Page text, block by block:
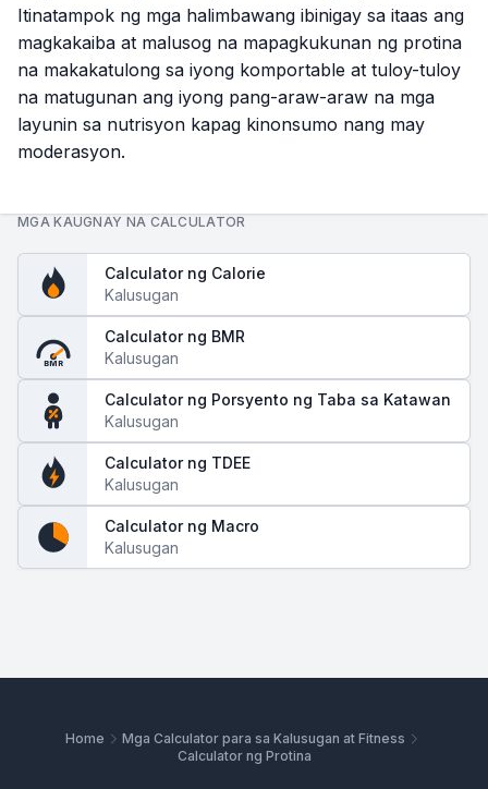
Itinatampok ng mga halimbawang ibinigay sa itaas ang
magkakaiba at malusog na mapagkukunan ng protina
na makakatulong sa iyong komportable at tuloy-tuloy
na matugunan ang iyong pang-araw-araw na mga
layunin sa nutrisyon kapag kinonsumo nang may
moderasyon.
MGA KAUGNAY NA CALCULATOR
Calculator ng Calorie
Kalusugan
BMR
Calculator ng BMR
Kalusugan
Calculator ng Porsyento ng Taba sa Katawan
Kalusugan
Calculator ng TDEE
Kalusugan
Calculator ng Macro
Kalusugan
Home
Mga Calculator para sa Kalusugan at Fitness
Calculator ng Protina